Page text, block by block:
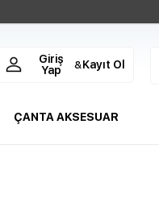
Giriş
Yap
& Kayıt Ol
ÇANTA AKSESUAR